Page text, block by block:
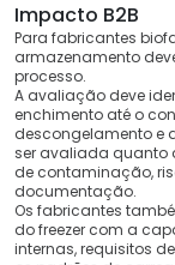
Impacto B2B
Para fabricantes
armazenamento
processo.
A avaliação deve
enchimento até o
descongelamento e
ser avaliada quanto
de contaminação,
documentação.
Os fabricantes
do freezer com a
internas, requisitos